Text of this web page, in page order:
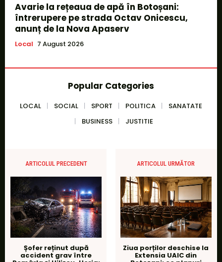
Avarie la rețeaua de apă în Botoșani:
întrerupere pe strada Octav Onicescu,
anunț de la Nova Apaserv
Local 7 August 2026
Popular Categories
LOCAL SOCIAL SPORT POLITICA
SANATATE
BUSINESS
JUSTITIE
ARTICOLUL PRECEDENT
Șofer reținut după
accident grav între
ARTICOLUL URMĂTOR
Ziua porților deschise la
Extensia UAIC din